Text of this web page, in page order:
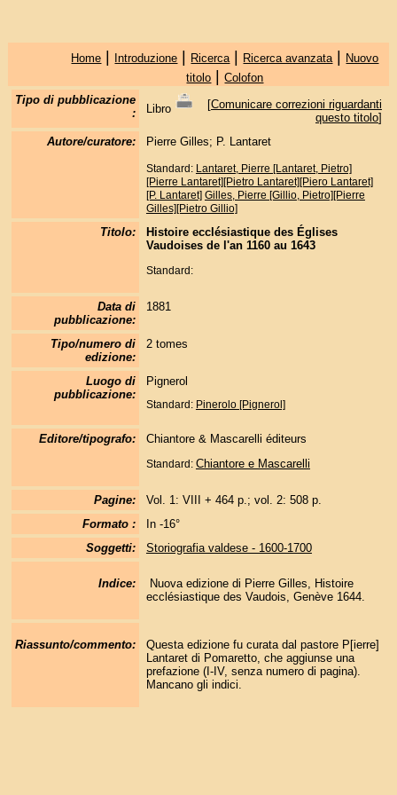
Home | Introduzione | Ricerca | Ricerca avanzata | Nuovo
titolo |Colofon
Tipo di pubblicazione
:
Libro [Comunicare correzioni riguardanti
questo titolo]
Autore/curatore:
Pierre Gilles; P. Lantaret
Standard: Lantaret, Pierre [Lantaret, Pietro]
[Pierre Lantaret][Pietro Lantaret][Piero Lantaret]
[P. Lantaret] Gilles, Pierre [Gillio, Pietro][Pierre
Gilles][Pietro Gillio]
Titolo:
Histoire ecclésiastique des Églises
Vaudoises de l'an 1160 au 1643
Standard:
Data di
pubblicazione:
1881
Tipo/numero di
edizione:
2 tomes
Luogo di
pubblicazione:
Pignerol
Standard: Pinerolo [Pignerol]
Editore/tipografo: Chiantore & Mascarelli éditeurs
Standard: Chiantore e Mascarelli
Pagine:
Vol. 1: VIII + 464 p.; vol. 2: 508 p.
Formato :
In -16°
Soggetti:
Storiografia valdese - 1600-1700
Indice:
Nuova edizione di Pierre Gilles, Histoire
ecclésiastique des Vaudois, Genève 1644.
Riassunto/commento:
Questa edizione fu curata dal pastore P[ierre]
Lantaret di Pomaretto, che aggiunse una
prefazione (I-IV, senza numero di pagina).
Mancano gli indici.